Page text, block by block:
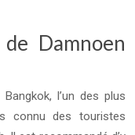
Damnoen
l’un des plus
connu des touristes